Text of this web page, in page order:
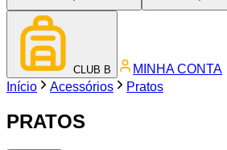
CLUB B
MINHA CONTA
Início
Acessórios Pratos
PRATOS